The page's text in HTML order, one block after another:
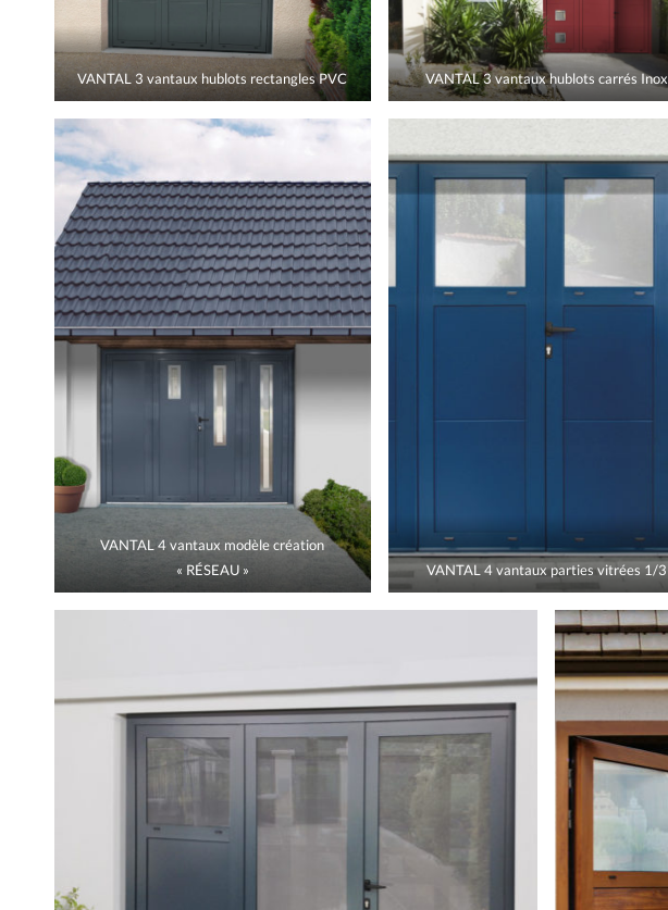
VANTAL 3 vantaux hublots rectangles PVC VANTAL 3 vantaux hublots carrés Inox
VANTAL 4 vantaux modèle création
« RÉSEAU »
VANTAL 4 vantaux parties vitrées 1/3